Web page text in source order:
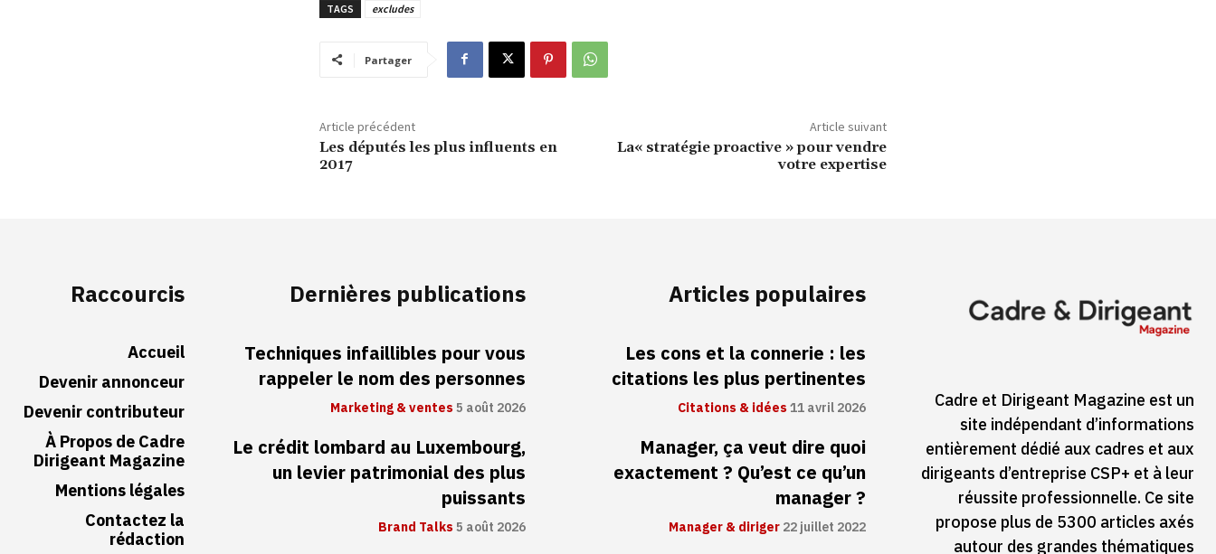
TAGS excludes
Partager
Article précédent
Les députés les plus influents en
2017
Article suivant
La« stratégie proactive » pour vendre
votre expertise
Raccourcis
Accueil
Devenir annonceur
Devenir contributeur
À Propos de Cadre
Dirigeant Magazine
Mentions légales
Contactez la
rédaction
Dernières publications
Techniques infaillibles pour vous
rappeler le nom des personnes
Marketing & ventes5 août 2026
Le crédit lombard au Luxembourg,
un levier patrimonial des plus
puissants
Brand Talks5 août 2026
Articles populaires
Les cons et la connerie : les
citations les plus pertinentes
Citations & idées11 avril 2026
Manager, ça veut dire quoi
exactement ? Qu’est ce qu’un
manager ?
Manager & diriger22 juillet 2022
Cadre et Dirigeant Magazine est un
site indépendant d’informations
entièrement dédié aux cadres et aux
dirigeants d’entreprise CSP+ et à leur
réussite professionnelle. Ce site
propose plus de 5300 articles axés
autour des grandes thématiques